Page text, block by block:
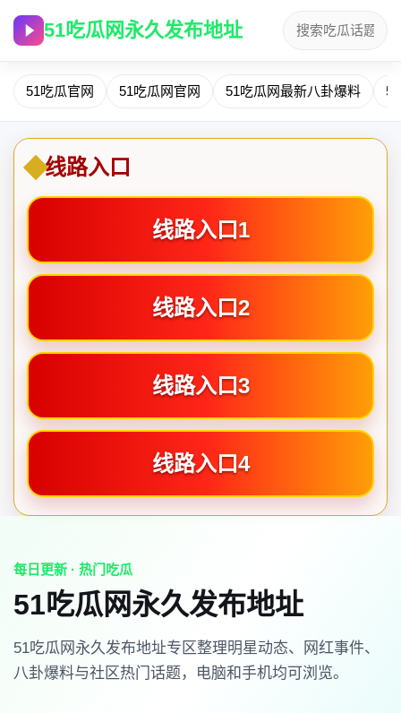
51吃瓜网永久发布地址
51吃瓜官网 51吃瓜网官网 51吃瓜网最新八卦爆料
线路入口
线路入口1
线路入口2
线路入口3
线路入口4
每日更新 · 热门吃瓜
51吃瓜网永久发布地址
51吃瓜网永久发布地址专区整理明星动态、网红事件、
八卦爆料与社区热门话题，电脑和手机均可浏览。